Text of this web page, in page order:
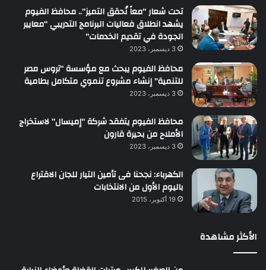
تحت شعار “معاً نُحقق التميز”.. محافظ الفيوم
يشهد انطلاق فعاليات البرنامج التدريبي “معايير
الجودة في تقديم الخدمات”
3 ديسمبر، 2023
محافظ الفيوم يبحث مع مؤسسة “تروس مصر
للتنمية” إنشاء مشروع تنموي متكامل بطامية
3 ديسمبر، 2023
محافظ الفيوم يتفقد شركة “إميسال” لاستخراج
الأملاح من بحيرة قارون
3 ديسمبر، 2023
الكهرباء: نجحنا فى تأمين التيار للجان الاقتراع
باليوم الأول من الانتخابات
19 أكتوبر، 2015
الأكثر مشاهدة